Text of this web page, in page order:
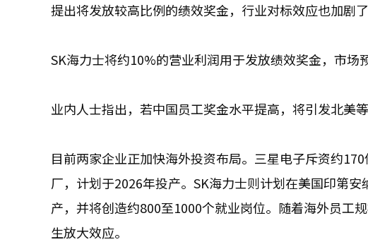
提出将发放较高比例的绩效奖金，行业对标效应也加剧了
SK海力士将约10%的营业利润用于发放绩效奖金，市场
业内人士指出，若中国员工奖金水平提高，将引发北美
目前两家企业正加快海外投资布局。三星电子斥资约
厂，计划于2026年投产。SK海力士则计划在美国印第
产，并将创造约800至1000个就业岗位。随着海外员工
生放大效应。